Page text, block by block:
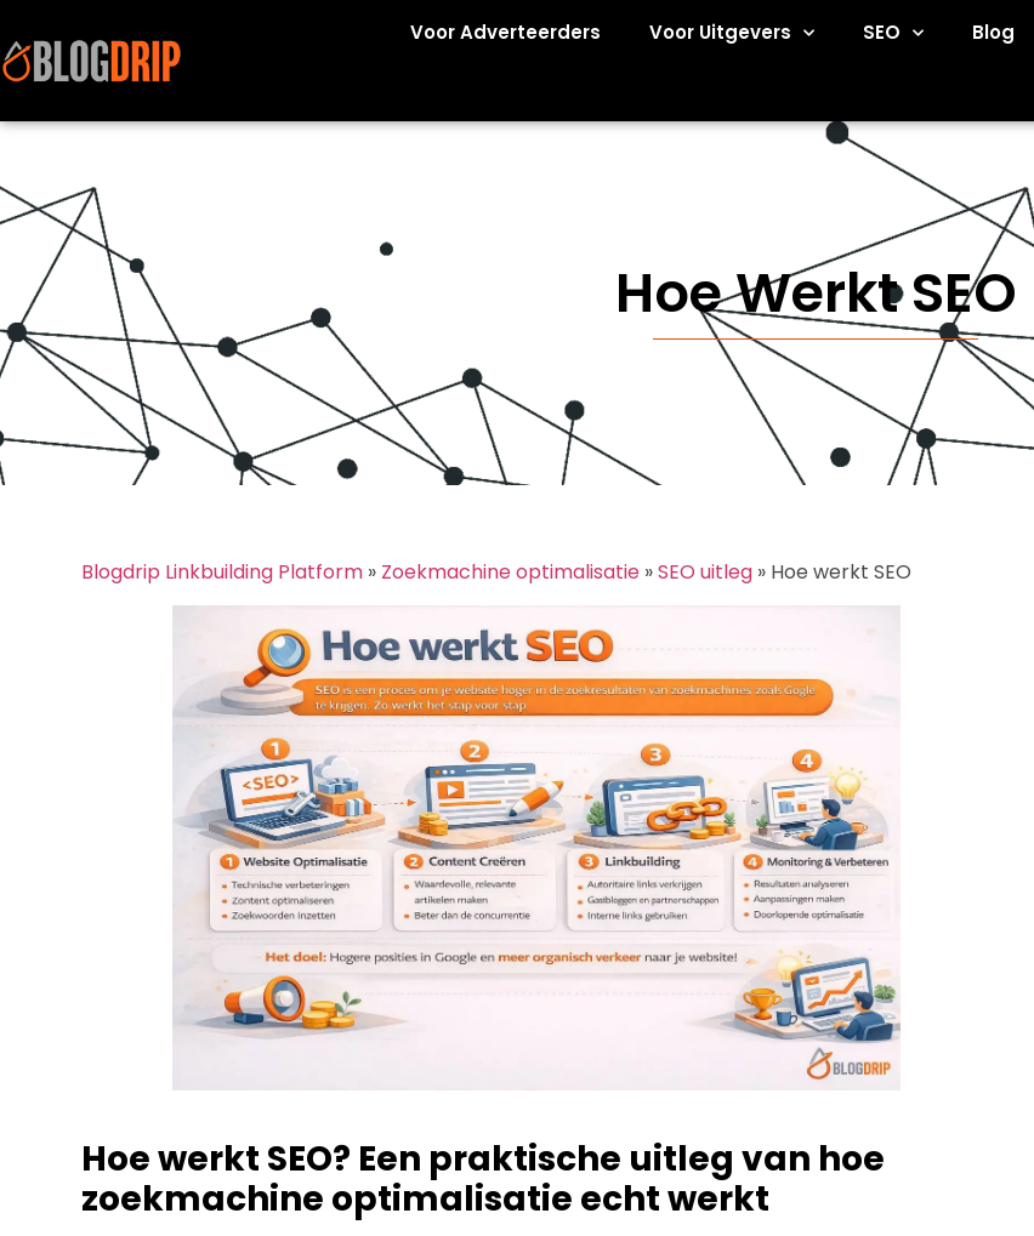
Voor Adverteerders Voor Uitgevers SEO Blog
Hoe Werkt SEO
Blogdrip Linkbuilding Platform » Zoekmachine optimalisatie »SEO uitleg » Hoe werkt SEO
Hoe werkt SEO? Een praktische uitleg van hoe
zoekmachine optimalisatie echt werkt